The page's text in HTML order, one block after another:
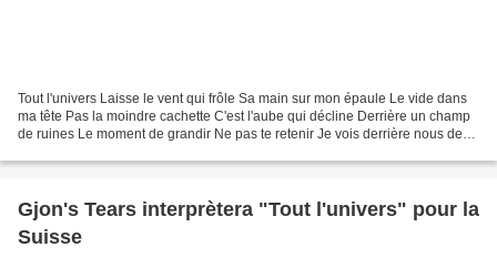
Tout l'univers Laisse le vent qui frôle Sa main sur mon épaule Le vide dans
ma tête Pas la moindre cachette C'est l'aube qui décline Derrière un champ
de ruines Le moment de grandir Ne pas te retenir Je vois derrière nous des
Gjon's Tears interprètera "Tout l'univers" pour la
Suisse